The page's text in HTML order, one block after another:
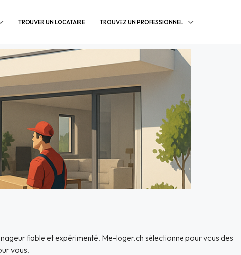
TROUVER UN LOCATAIRE TROUVEZ UN PROFESSIONNEL
fiable et expérimenté. Me-loger.ch sélectionne pour vous des
vous.